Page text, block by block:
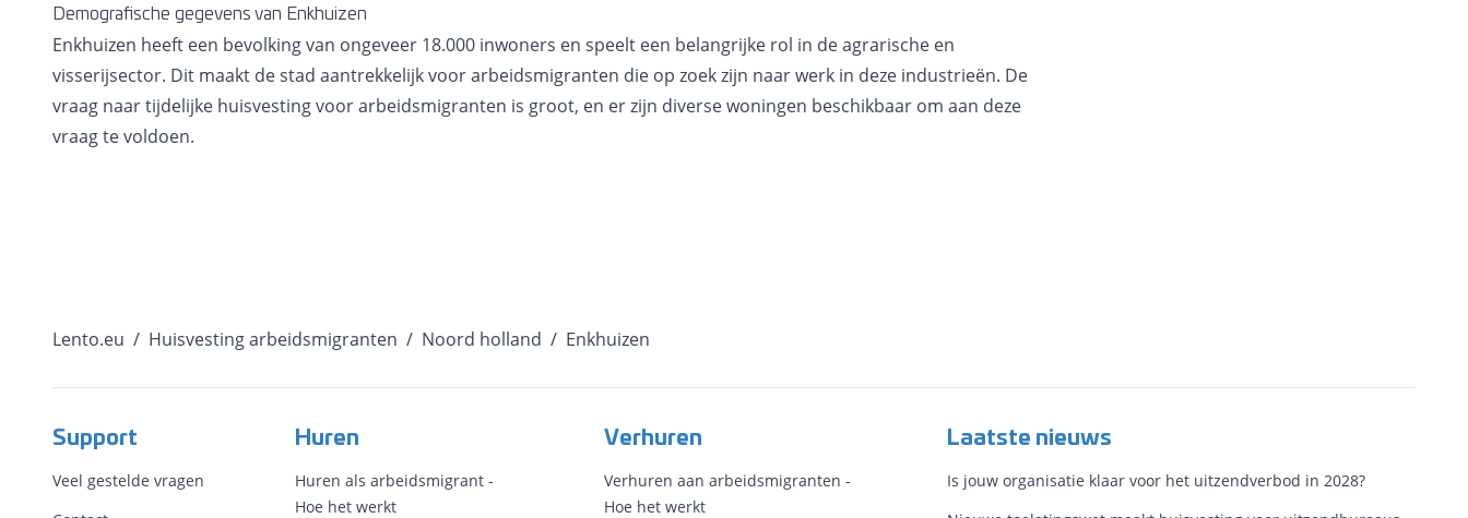
Demografische gegevens van Enkhuizen
Enkhuizen heeft een bevolking van ongeveer 18.000 inwoners en speelt een belangrijke rol in de agrarische en
visserijsector. Dit maakt de stad aantrekkelijk voor arbeidsmigranten die op zoek zijn naar werk in deze industrieën. De
vraag naar tijdelijke huisvesting voor arbeidsmigranten is groot, en er zijn diverse woningen beschikbaar om aan deze
vraag te voldoen.
Lento.eu / Huisvesting arbeidsmigranten / Noord holland / Enkhuizen
Support
Veel gestelde vragen
Huren
Huren als arbeidsmigrant -
Hoe het werkt
Verhuren
Verhuren aan arbeidsmigranten -
Hoe het werkt
Laatste nieuws
Is jouw organisatie klaar voor het uitzendverbod in 2028?